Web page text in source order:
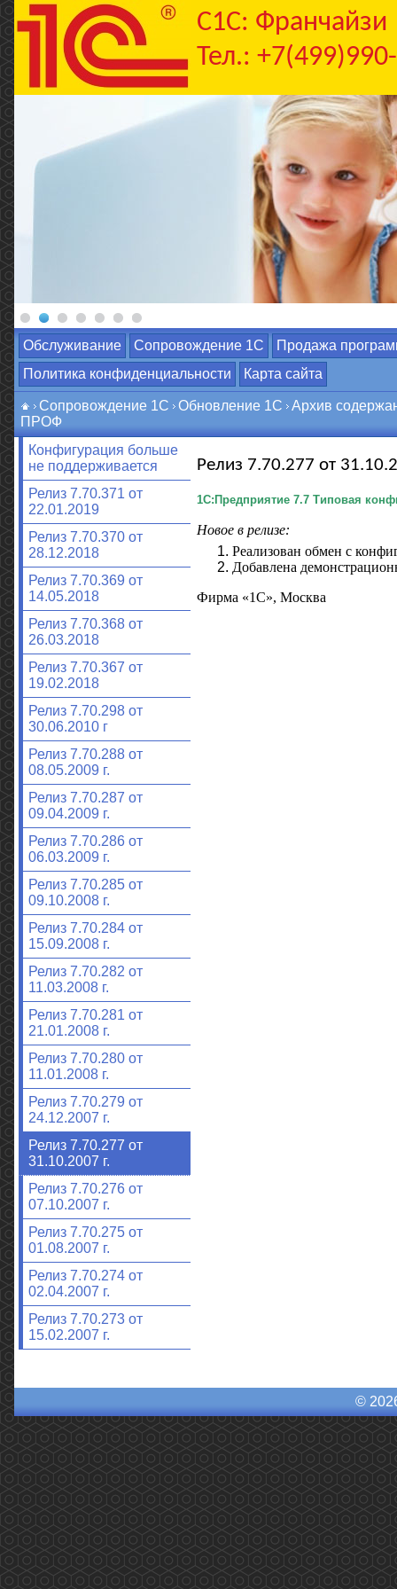
C1С: Франчайзи
Тел.:
Обслуживание Сопровождение 1С
Продажа
Политика конфиденциальности
Карта сайта
Сопровождение 1С Обновление 1С
Архив
ПРОФ
Конфигурация больше
не поддерживается
Релиз 7.70.371 от
22.01.2019
Релиз 7.70.370 от
28.12.2018
Релиз 7.70.369 от
14.05.2018
Релиз 7.70.368 от
26.03.2018
Релиз 7.70.367 от
19.02.2018
Релиз 7.70.298 от
30.06.2010 г
Релиз 7.70.288 от
08.05.2009 г.
Релиз 7.70.287 от
09.04.2009 г.
Релиз 7.70.286 от
06.03.2009 г.
Релиз 7.70.285 от
09.10.2008 г.
Релиз 7.70.284 от
15.09.2008 г.
Релиз 7.70.282 от
11.03.2008 г.
Релиз 7.70.281 от
21.01.2008 г.
Релиз 7.70.280 от
11.01.2008 г.
Релиз 7.70.279 от
24.12.2007 г.
Релиз 7.70.277 от
31.10.2007 г.
Релиз 7.70.276 от
07.10.2007 г.
Релиз 7.70.275 от
01.08.2007 г.
Релиз 7.70.274 от
02.04.2007 г.
Релиз 7.70.273 от
15.02.2007 г.
Релиз 7.70.277 от
1С:Предприятие 7.7Типовая
Новое в релизе:
Реализован обмен с
Добавлена
Фирма «1С», Москва
©